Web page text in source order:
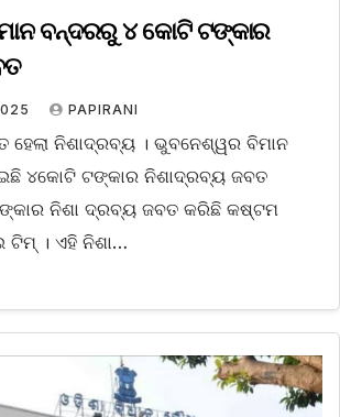
ବନ୍ଦରରୁ ୪ କୋଟି ଟଙ୍କାର
PAPIRANI
ହେଲା ନିଶାଦ୍ରବ୍ୟ । ଭୁବନେଶ୍ୱର ବିମାନ
୪କୋଟି ଟଙ୍କାର ନିଶାଦ୍ରବ୍ୟ ଜବତ
ନିଶା ଦ୍ରବ୍ୟ ଜବତ କରିଛି କଷ୍ଟମ
। ଏହି ନିଶା…